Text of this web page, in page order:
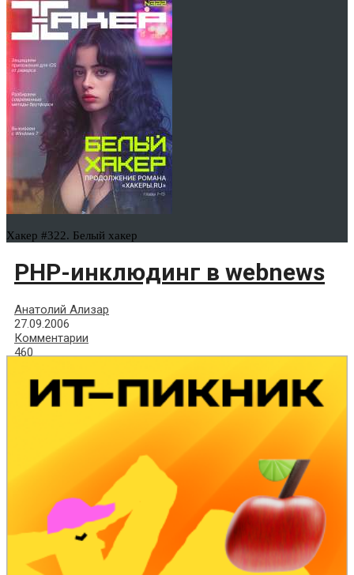
Хакер #322. Белый хакер
PHP-инклюдинг в webnews
Анатолий Ализар
27.09.2006
Комментарии
460